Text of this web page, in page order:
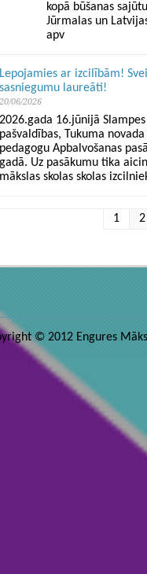
kopā būšanas
Jūrmalas un
apv
Lepojamies ar izcilībām!
sasniegumu laureāti!
20/06/2026
2026.gada 16.jūnijā
pašvaldības, Tukuma
pedagogu Apbalvošanas
gadā. Uz pasākumu tika
mākslas skolas skolas
1 2
© 2012 Engures